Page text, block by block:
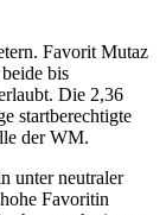
Favorit Mutaz
bis
Die 2,36
startberechtigte
der WM.
unter neutraler
Favoritin